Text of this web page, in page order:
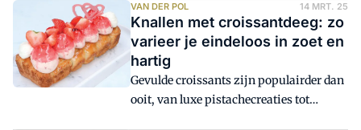
Foods, oftewel: Royal VBF. De
vertrouwde merken blijven bestaan.
VAN DER POL 14 MRT. 25
Knallen met croissantdeeg: zo
varieer je eindeloos in zoet en
hartig
Gevulde croissants zijn populairder dan
ooit, van luxe pistachecreaties tot